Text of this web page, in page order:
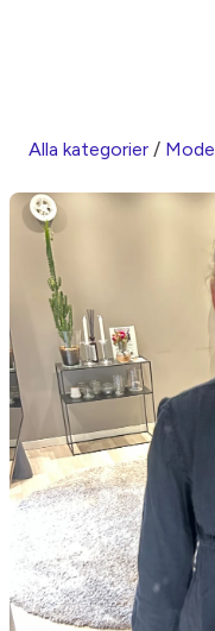
Alla kategorier / Mode